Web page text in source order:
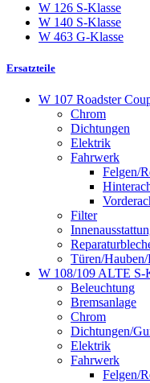
W 126 S-Klasse
W 140 S-Klasse
W 463 G-Klasse
Ersatzteile
W 107 Roadster
Chrom
Dichtungen
Elektrik
Fahrwerk
Felgen/
Filter
Türen/
W 108/109 ALTE S-
Beleuchtung
Bremsanlage
Chrom
Dichtungen/
Elektrik
Fahrwerk
Felgen/